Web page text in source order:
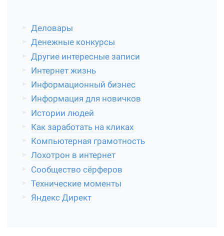
Деловары
Денежные конкурсы
Другие интересные записи
Интернет жизнь
Информационный бизнес
Информация для новичков
Истории людей
Как заработать на кликах
Компьютерная грамотность
Лохотрон в интернет
Сообщество сёрферов
Технические моменты
Яндекс Директ